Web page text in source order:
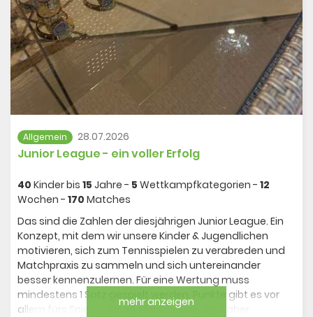
Weitere Teilnehmer: Doris Niepenberg, Ingrid und Werner
Bauwens
Allgemein 28.07.2026
Junior League - ein voller Erfolg
40 Kinder bis 15 Jahre - 5 Wettkampfkategorien - 12
Wochen - 170 Matches
Das sind die Zahlen der diesjährigen Junior League. Ein
Konzept, mit dem wir unsere Kinder & Jugendlichen
motivieren, sich zum Tennisspielen zu verabreden und
Matchpraxis zu sammeln und sich untereinander
besser kennenzulernen. Für eine Wertung muss
mindestens 1 Satz gespielt werden. Punkte gibt es vor
allem fürs Spielen, Siege zählen auch, sind aber
mehr anzeigen